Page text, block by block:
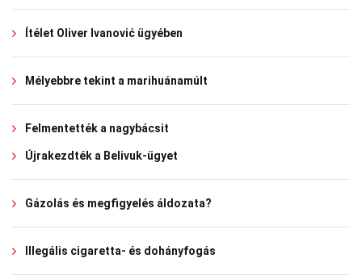
Ítélet Oliver Ivanović ügyében
Mélyebbre tekint a marihuánamúlt
Felmentették a nagybácsit
Újrakezdték a Belivuk-ügyet
Gázolás és megfigyelés áldozata?
Illegális cigaretta- és dohányfogás